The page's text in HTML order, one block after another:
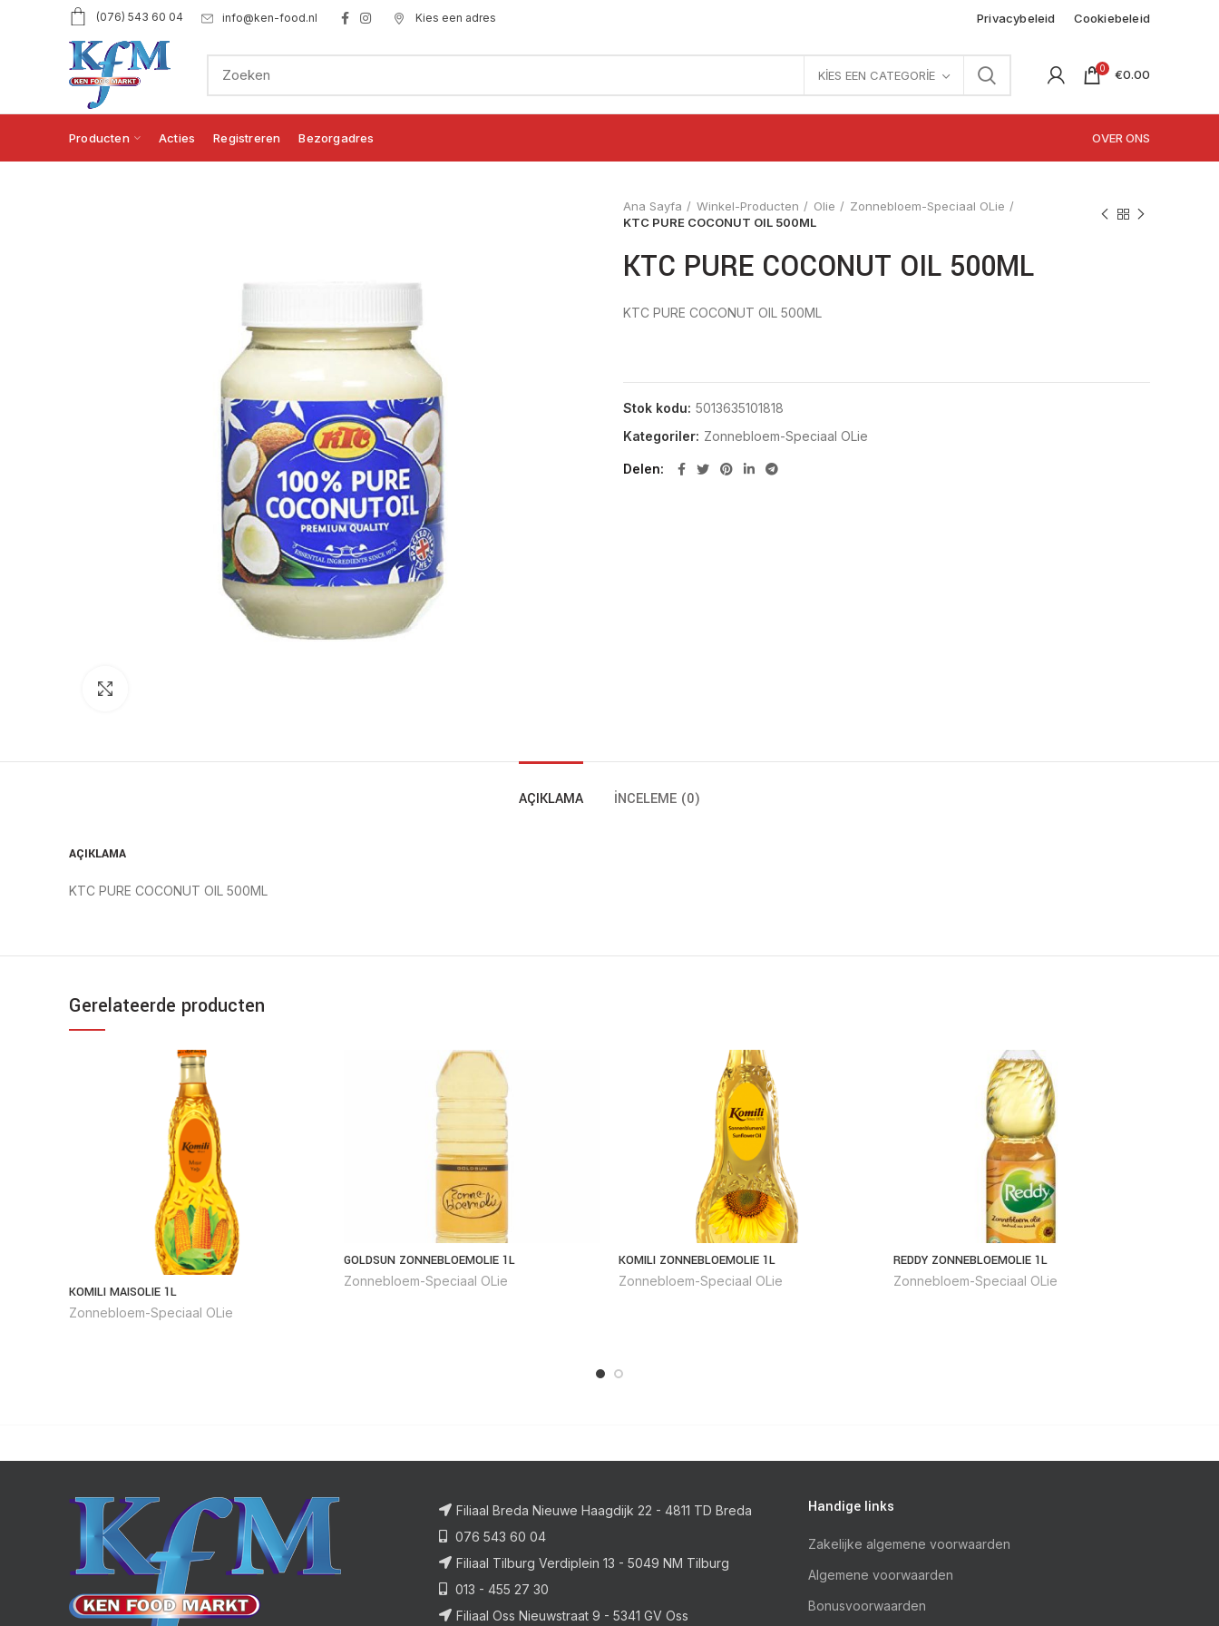
(076) 543 60 04 info@ken-food.nl Kies een adres Privacybeleid Cookiebeleid
KIES EEN CATEGORIE 0 €0.00
Producten Acties Registreren Bezorgadres OVER ONS
Ana Sayfa Winkel-Producten Olie
Zonnebloem-Speciaal OLie
KTC PURE COCONUT OIL 500ML
KTC PURE COCONUT OIL 500ML
KTC PURE COCONUT OIL 500ML
Stok kodu: 5013635101818
Kategoriler: Zonnebloem-Speciaal OLie
Delen
AÇIKLAMA İNCELEME (0)
AÇIKLAMA
KTC PURE COCONUT OIL 500ML
Gerelateerde producten
KOMILI MAISOLIE 1L
Zonnebloem-Speciaal OLie
GOLDSUN ZONNEBLOEMOLIE 1L
Zonnebloem-Speciaal OLie
KOMILI ZONNEBLOEMOLIE 1L
Zonnebloem-Speciaal OLie
REDDY ZONNEBLOEMOLIE 1L
Zonnebloem-Speciaal OLie
Filiaal Breda Nieuwe Haagdijk 22 - 4811 TD Breda
076 543 60 04
Filiaal Tilburg Verdiplein 13 - 5049 NM Tilburg
013 - 455 27 30
Filiaal Oss Nieuwstraat 9 - 5341 GV Oss
Handige links
Zakelijke algemene voorwaarden
Algemene voorwaarden
Bonusvoorwaarden